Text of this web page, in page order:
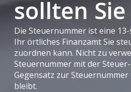
sollten
Die Steuernummer ist eine
Ihr örtliches Finanzamt Sie
zuordnen kann. Nicht zu
Steuernummer mit der
Gegensatz zur
bleibt.